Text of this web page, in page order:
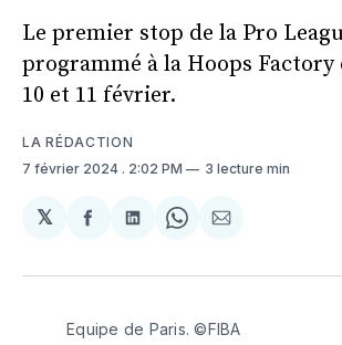
Le premier stop de la Pro
programmé à la Hoops Factory
10 et 11 février.
LA RÉDACTION
7 février 2024 . 2:02 PM 3 lecture min
𝕏
Partager
Facebook
Partager
LinkedIn
Share
WhatsApp
Partager
Courriel
Equipe de Paris. ©FIBA